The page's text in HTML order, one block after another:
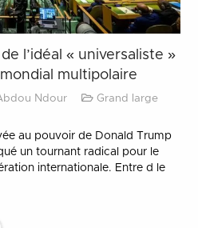
l’idéal « universaliste »
multipolaire
Ndour
Grand large
au pouvoir de Donald Trump
un tournant radical pour le
internationale. Entre d le